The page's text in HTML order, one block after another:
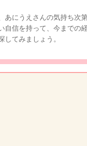
あにうえさんの気持ち次
自信を持って、今までの
してみましょう。